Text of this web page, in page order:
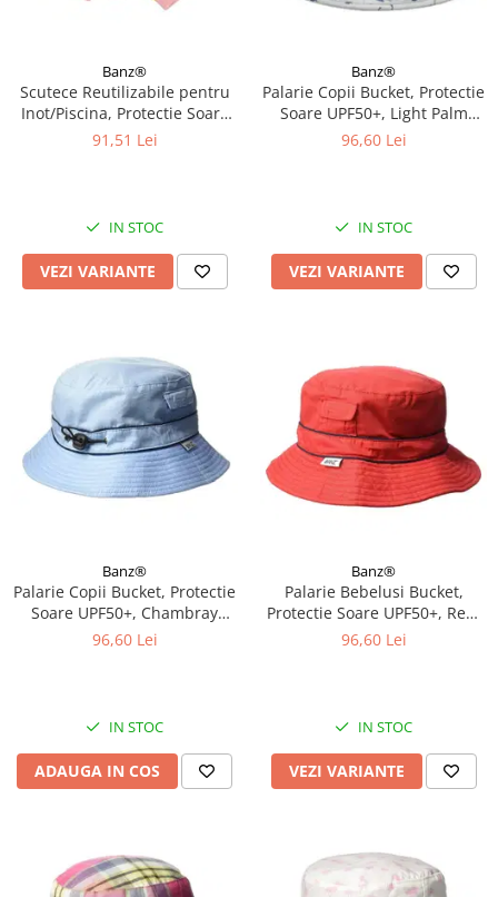
Banz®
Scutece Reutilizabile pentru
Inot/Piscina, Protectie Soare
UPF50+, Floral Pink, Diverse
91,51 Lei
IN STOC
VEZI VARIANTE
Banz®
Palarie Copii Bucket, Protectie
Soare UPF50+, Light Palm
Tree, Diverse marimi
96,60 Lei
IN STOC
VEZI VARIANTE
Banz®
Palarie Copii Bucket, Protectie
Soare UPF50+, Chambray
Blue, 2 - 4 ani
96,60 Lei
IN STOC
ADAUGA IN COS
Banz®
Palarie Bebelusi Bucket,
Protectie Soare UPF50+, Red,
Diverse marimi
96,60 Lei
IN STOC
VEZI VARIANTE